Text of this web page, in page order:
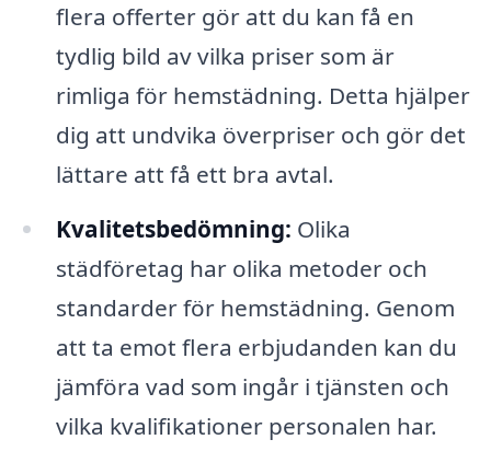
flera offerter gör att du kan få en
tydlig bild av vilka priser som är
rimliga för hemstädning. Detta hjälper
dig att undvika överpriser och gör det
lättare att få ett bra avtal.
Kvalitetsbedömning: Olika
städföretag har olika metoder och
standarder för hemstädning. Genom
att ta emot flera erbjudanden kan du
jämföra vad som ingår i tjänsten och
vilka kvalifikationer personalen har.